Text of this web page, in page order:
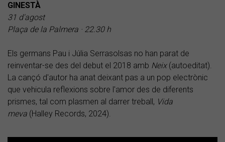
GINESTÀ
31 d'agost
Plaça de la Palmera · 22.30 h
Els germans Pau i Júlia Serrasolsas no han parat de
reinventar-se des del debut el 2018 amb Neix(autoeditat).
La cançó d'autor ha anat deixant pas a un pop electrònic
que vehicula reflexions sobre l'amor des de diferents
prismes, tal com plasmen al darrer treball, Vida
meva (Halley Records, 2024).